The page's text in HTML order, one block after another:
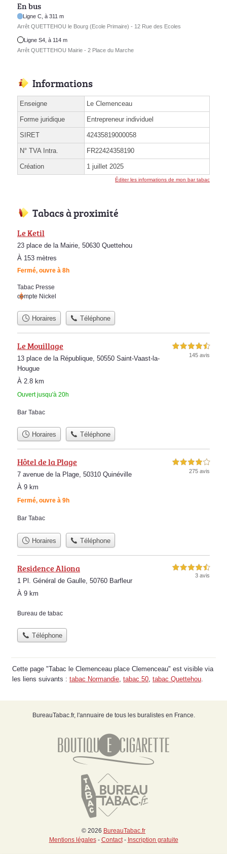
En bus
Ligne C, à 311 m
Arrêt QUETTEHOU le Bourg (Ecole Primaire) - 12 Rue des Ecoles
Ligne S4, à 114 m
Arrêt QUETTEHOU Mairie - 2 Place du Marche
Informations
Enseigne Le Clemenceau
Forme juridique Entrepreneur individuel
SIRET 42435819000058
N° TVA Intra. FR22424358190
Création 1 juillet 2025
Éditer les informations de mon bar tabac
Tabacs à proximité
Le Ketil
23 place de la Mairie, 50630 Quettehou
À 153 mètres
Fermé, ouvre à 8h
Tabac Presse
compte Nickel
Horaires Téléphone
Le Mouillage
13 place de la République, 50550 Saint-Vaast-la-
Hougue
À 2.8 km
Ouvert jusqu'à 20h
4,5 étoiles sur 5
145 avis
Bar Tabac
Horaires Téléphone
Hôtel de la Plage
7 avenue de la Plage, 50310 Quinéville
À 9 km
Fermé, ouvre à 9h
4,0 étoiles sur 5
275 avis
Bar Tabac
Horaires Téléphone
Residence Aliona
1 Pl. Général de Gaulle, 50760 Barfleur
À 9 km
4,5 étoiles sur 5
3 avis
Bureau de tabac
Téléphone
Cette page "Tabac le Clemenceau place Clemenceau" est visible via
les liens suivants : tabac Normandie, tabac 50, tabac Quettehou.
BureauTabac.fr, l'annuaire de tous les buralistes en France.
© 2026 BureauTabac.fr
Mentions légales- Contact- Inscription gratuite